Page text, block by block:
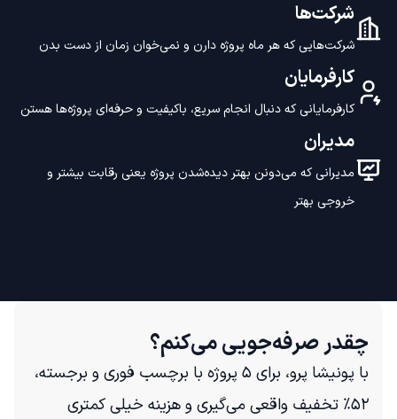
شرکت‌ها
شرکت‌هایی که هر ماه پروژه دارن و نمی‌خوان زمان از دست بدن
کارفرمایان
کارفرمایانی که دنبال انجام سریع، باکیفیت و حرفه‌ای پروژه‌ها هستن
مدیران
مدیرانی که می‌دونن بهتر دیده‌شدن پروژه یعنی رقابت بیشتر و
خروجی بهتر
چقدر صرفه‌جویی می‌کنم؟
با پونیشا پرو، برای ۵ پروژه با برچسب فوری و برجسته،
۵۲٪ تخفیف واقعی می‌گیری و هزینه خیلی کمتری